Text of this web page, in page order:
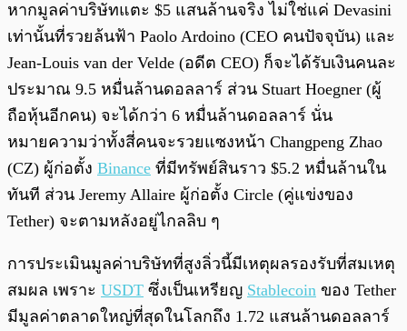
หากมูลค่าบริษัทแตะ $5 แสนล้านจริง ไม่ใช่แค่ Devasini
เท่านั้นที่รวยล้นฟ้า Paolo Ardoino (CEO คนปัจจุบัน) และ
Jean-Louis van der Velde (อดีต CEO) ก็จะได้รับเงินคนละ
ประมาณ 9.5 หมื่นล้านดอลลาร์ ส่วน Stuart Hoegner (ผู้
ถือหุ้นอีกคน) จะได้กว่า 6 หมื่นล้านดอลลาร์ นั่น
หมายความว่าทั้งสี่คนจะรวยแซงหน้า Changpeng Zhao
(CZ) ผู้ก่อตั้ง Binance ที่มีทรัพย์สินราว $5.2 หมื่นล้านใน
ทันที ส่วน Jeremy Allaire ผู้ก่อตั้ง Circle (คู่แข่งของ
Tether) จะตามหลังอยู่ไกลลิบ ๆ
การประเมินมูลค่าบริษัทที่สูงลิ่วนี้มีเหตุผลรองรับที่สมเหตุ
สมผล เพราะ USDT ซึ่งเป็นเหรียญ Stablecoin ของ Tether
มีมูลค่าตลาดใหญ่ที่สุดในโลกถึง 1.72 แสนล้านดอลลาร์